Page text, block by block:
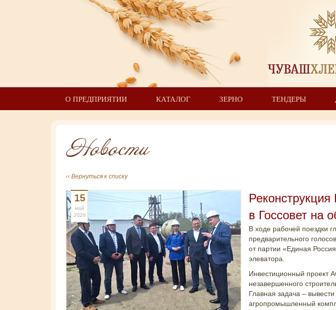
О ПРЕДПРИЯТИИ КАТАЛОГ ЗЕРНО ТЕНДЕРЫ
Новости
‹‹ Вернуться к списку
15
май
2026
Реконструкция
в Госсовет на
В ходе рабочей поездки
предварительного
от партии «Единая
элеватора.
Инвестиционный проект
незавершенного
Главная задача –
агропромышленный